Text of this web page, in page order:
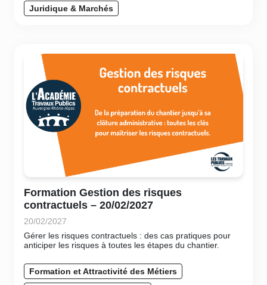
Juridique & Marchés
Formation Gestion des risques
contractuels – 20/02/2027
20/02/2027
Gérer les risques contractuels : des cas pratiques pour
anticiper les risques à toutes les étapes du chantier.
Formation et Attractivité des Métiers